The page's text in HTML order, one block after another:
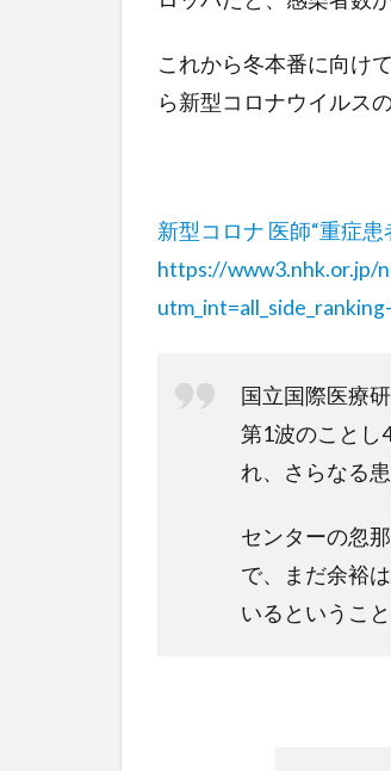
これから冬本番に向け
ら新型コロナウイルス
新型コロナ 医師“重症
https://www3.nhk.or.jp/
国立国際医療
第1波のことし
れ、さらなる
センターの忽
で、まだ余裕
いるということ